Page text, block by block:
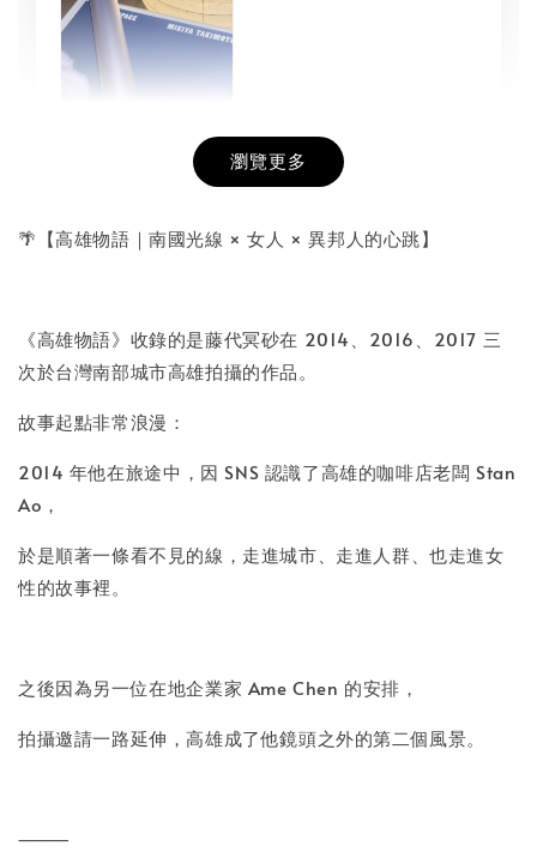
NT$ 50
- +
加入購物車
瀏覽更多
🌴【高雄物語｜南國光線 × 女人 × 異邦人的心跳】
《高雄物語》收錄的是藤代冥砂在 2014、2016、2017 三
次於台灣南部城市高雄拍攝的作品。
故事起點非常浪漫：
2014 年他在旅途中，因 SNS 認識了高雄的咖啡店老闆 Stan
Ao，
於是順著一條看不見的線，走進城市、走進人群、也走進女
性的故事裡。
之後因為另一位在地企業家 Ame Chen 的安排，
拍攝邀請一路延伸，高雄成了他鏡頭之外的第二個風景。
⸻